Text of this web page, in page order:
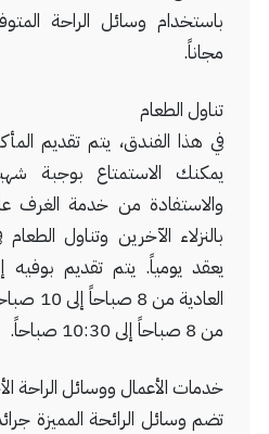
باستخدام وسائل الراحة
مجاناً.
تناول الطعام
في هذا الفندق، يتم تقديم
يمكنك الاستمتاع بوجبة
بالنزلاء الآخرين وتناول
يعقد يومياً. يتم تقديم بوفيه
من 8 صباحاً إلى 10:30 صباحاً.
خدمات الأعمال ووسائل الراحة
تضم وسائل الرائحة المميزة